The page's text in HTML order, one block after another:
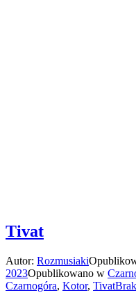
Tivat
Autor: Rozmusiaki
2023Opublikowano w
Czarnogóra, Kotor, Tivat